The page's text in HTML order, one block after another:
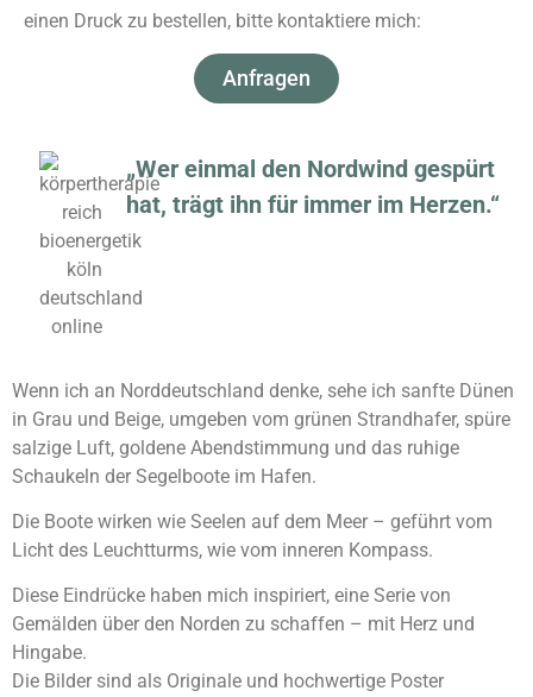
einen Druck zu bestellen, bitte kontaktiere mich:
Anfragen
„Wer einmal den Nordwind gespürt
hat, trägt ihn für immer im Herzen.“
Wenn ich an Norddeutschland denke, sehe ich sanfte Dünen
in Grau und Beige, umgeben vom grünen Strandhafer, spüre
salzige Luft, goldene Abendstimmung und das ruhige
Schaukeln der Segelboote im Hafen.
Die Boote wirken wie Seelen auf dem Meer – geführt vom
Licht des Leuchtturms, wie vom inneren Kompass.
Diese Eindrücke haben mich inspiriert, eine Serie von
Gemälden über den Norden zu schaffen – mit Herz und
Hingabe.
Die Bilder sind als Originale und hochwertige Poster